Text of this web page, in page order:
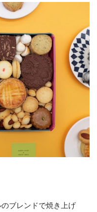
ブレンドで焼き上げ